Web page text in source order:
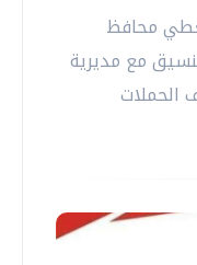
محافظ
مع مديرية
الحملات